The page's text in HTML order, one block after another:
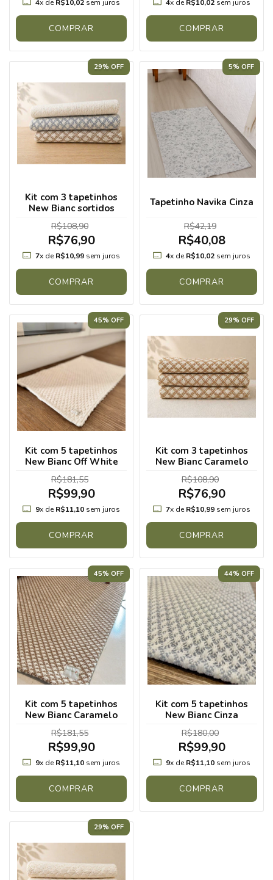
4x de R$10,02sem juros
COMPRAR
4x de R$10,02sem juros
COMPRAR
29% OFF
Kit com 3 tapetinhos
New Bianc sortidos
R$108,90
R$76,90
7x de R$10,99sem juros
COMPRAR
5% OFF
Tapetinho Navika Cinza
R$42,19
R$40,08
4x de R$10,02sem juros
COMPRAR
45% OFF
Kit com 5 tapetinhos
New Bianc Off White
R$181,55
R$99,90
9x de R$11,10sem juros
COMPRAR
29% OFF
Kit com 3 tapetinhos
New Bianc Caramelo
R$108,90
R$76,90
7x de R$10,99sem juros
COMPRAR
45% OFF
Kit com 5 tapetinhos
New Bianc Caramelo
R$181,55
R$99,90
9x de R$11,10sem juros
COMPRAR
44% OFF
Kit com 5 tapetinhos
New Bianc Cinza
R$180,00
R$99,90
9x de R$11,10sem juros
COMPRAR
29% OFF